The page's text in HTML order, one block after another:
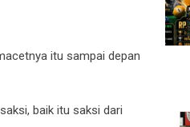
itu sampai depan
baik itu saksi dari